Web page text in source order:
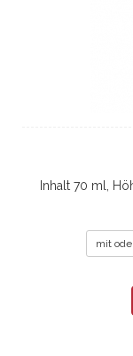
Inhalt 70 ml,
mit